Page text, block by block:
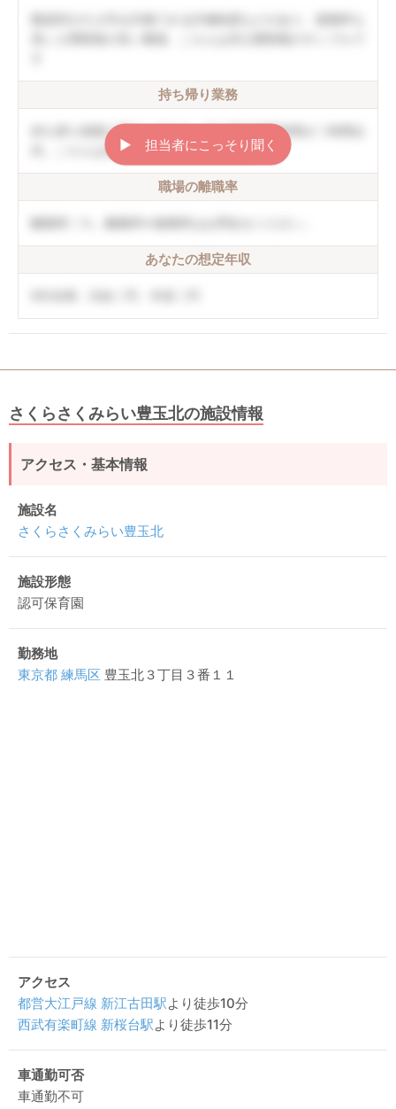
持ち帰り業務
持ち帰り残業は禁止しており、月の平均残業時間が〇時間以
内。こちらは非公開情報のサンプルです
職場の離職率
あなたの想定年収
▶︎ 担当者にこっそり聞く
さくらさくみらい豊玉北の施設情報
アクセス・基本情報
施設名
さくらさくみらい豊玉北
施設形態
認可保育園
勤務地
東京都 練馬区 豊玉北３丁目３番１１
アクセス
都営大江戸線 新江古田駅より徒歩10分
西武有楽町線 新桜台駅より徒歩11分
車通勤可否
車通勤不可